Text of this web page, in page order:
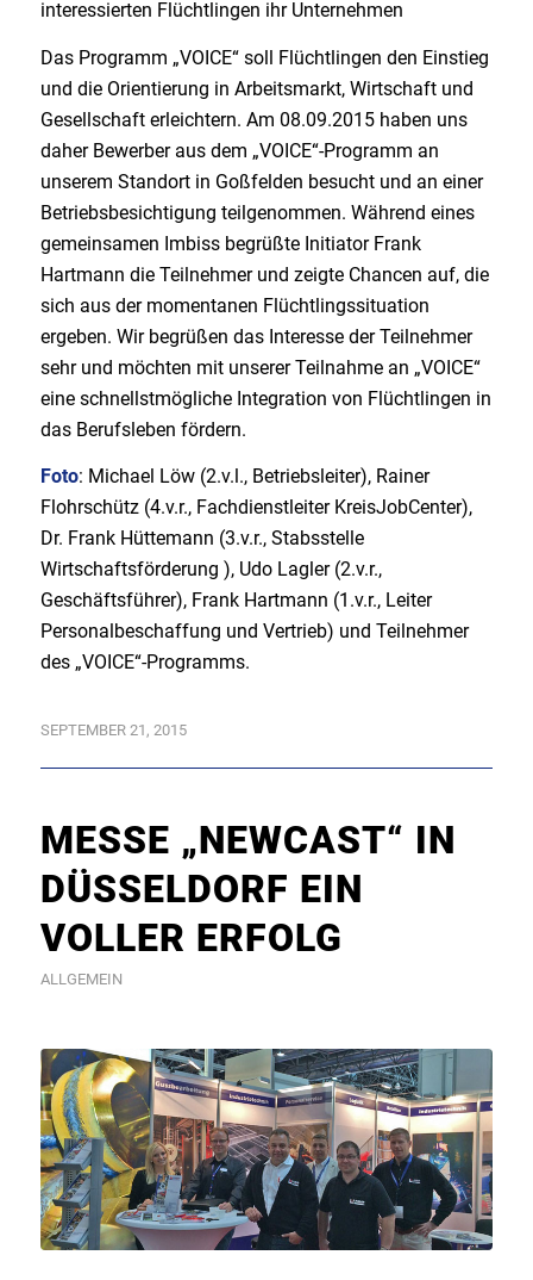
interessierten Flüchtlingen ihr Unternehmen
Das Programm „VOICE“ soll Flüchtlingen den Einstieg
und die Orientierung in Arbeitsmarkt, Wirtschaft und
Gesellschaft erleichtern. Am 08.09.2015 haben uns
daher Bewerber aus dem „VOICE“-Programm an
unserem Standort in Goßfelden besucht und an einer
Betriebsbesichtigung teilgenommen. Während eines
gemeinsamen Imbiss begrüßte Initiator Frank
Hartmann die Teilnehmer und zeigte Chancen auf, die
sich aus der momentanen Flüchtlingssituation
ergeben. Wir begrüßen das Interesse der Teilnehmer
sehr und möchten mit unserer Teilnahme an „VOICE“
eine schnellstmögliche Integration von Flüchtlingen in
das Berufsleben fördern.
Foto: Michael Löw (2.v.l., Betriebsleiter), Rainer
Flohrschütz (4.v.r., Fachdienstleiter KreisJobCenter),
Dr. Frank Hüttemann (3.v.r., Stabsstelle
Wirtschaftsförderung ), Udo Lagler (2.v.r.,
Geschäftsführer), Frank Hartmann (1.v.r., Leiter
Personalbeschaffung und Vertrieb) und Teilnehmer
des „VOICE“-Programms.
SEPTEMBER 21, 2015
MESSE „NEWCAST“ IN
DÜSSELDORF EIN
VOLLER ERFOLG
ALLGEMEIN